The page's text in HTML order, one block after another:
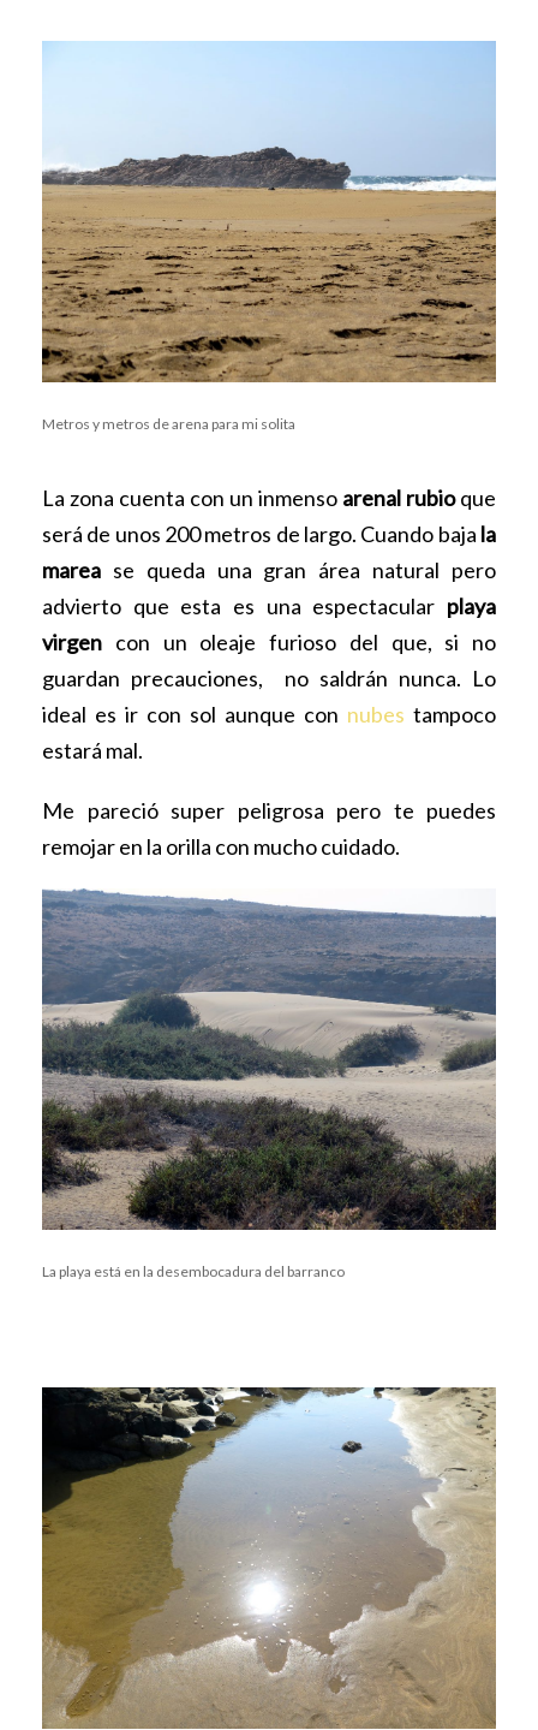
Metros y metros de arena para mi solita
La zona cuenta con un inmenso arenal rubioque
será de unos 200 metros de largo. Cuando baja la
marea se queda una gran área natural pero
advierto que esta es una espectacular playa
virgen con un oleaje furioso del que, si no
guardan precauciones, no saldrán nunca. Lo
ideal es ir con sol aunque con nubes tampoco
estará mal.
Me pareció super peligrosa pero te puedes
remojar en la orilla con mucho cuidado.
La playa está en la desembocadura del barranco